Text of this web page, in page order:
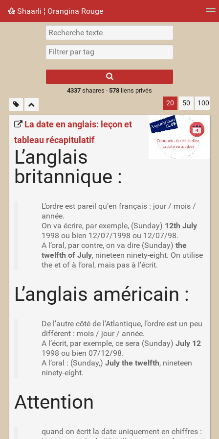
Shaarli ¦ Orangina Rouge
Nuage de tags Mur d'images
results.
4337shaares · 578liens privés
20 50 100
La date en anglais: leçon et
tableau récapitulatif
L’anglais
britannique :
L’ordre est pareil qu’en français : jour / mois /
année.
On va écrire, par exemple, (Sunday) 12th July
1998 ou bien 12/07/1998 ou 12/07/98.
A l’oral, par contre, on va dire (Sunday) the
twelfth of July, nineteen ninety-eight. On utilise
the et of à l’oral, mais pas à l’écrit.
L’anglais américain :
De l’autre côté de l’Atlantique, l’ordre est un peu
différent : mois / jour / année.
A l’écrit, par exemple, ce sera (Sunday) July 12
1998 ou bien 07/12/98.
A l’oral : (Sunday,) July the twelfth, nineteen
ninety-eight.
Attention
quand on écrit la date uniquement en chiffres :